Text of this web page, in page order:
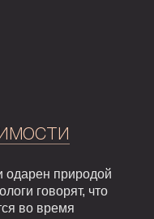
одарен природой
говорят, что
во время